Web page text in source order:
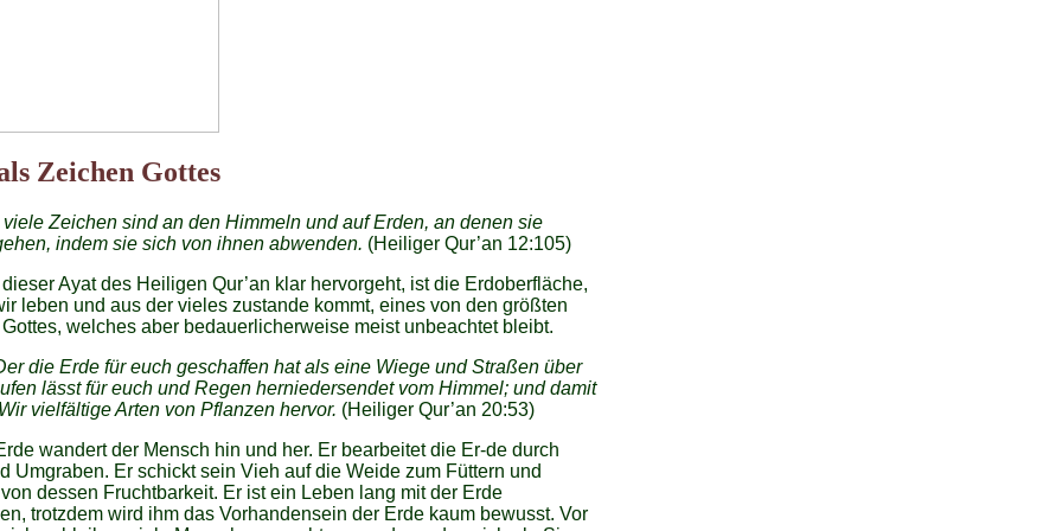
Zeichen Gottes
Zeichen sind an den Himmeln und auf Erden, an denen sie
indem sie sich von ihnen abwenden. (Heiliger Qur’an 12:105)
Ayat des Heiligen Qur’an klar hervorgeht, ist die Erdoberfläche,
leben und aus der vieles zustande kommt, eines von den größten
welches aber bedauerlicherweise meist unbeachtet bleibt.
die Erde für euch geschaffen hat als eine Wiege und Straßen über
lässt für euch und Regen herniedersendet vom Himmel; und damit
vielfältige Arten von Pflanzen hervor. (Heiliger Qur’an 20:53)
wandert der Mensch hin und her. Er bearbeitet die Er-de durch
Umgraben. Er schickt sein Vieh auf die Weide zum Füttern und
dessen Fruchtbarkeit. Er ist ein Leben lang mit der Erde
trotzdem wird ihm das Vorhandensein der Erde kaum bewusst. Vor